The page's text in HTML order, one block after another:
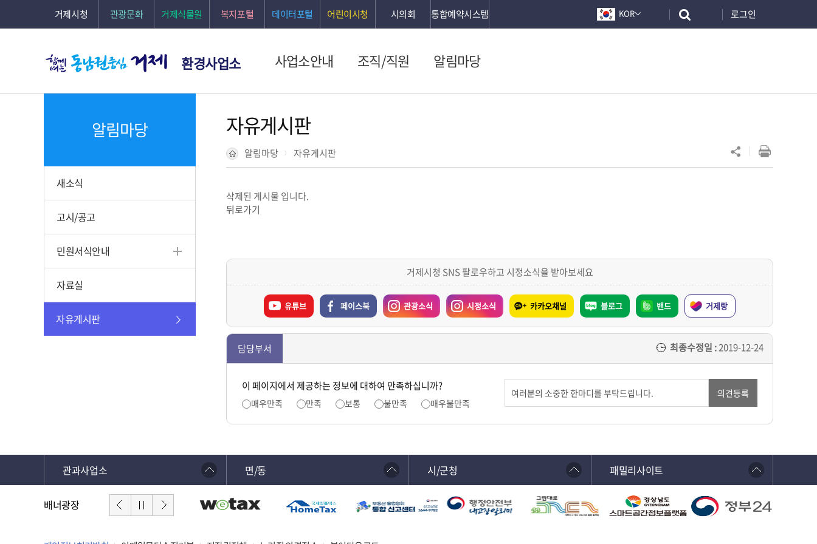
거제시청 관광문화 거제식물원 복지포털 데이터포털 어린이시청 시의회 통합예약시스템 KOR 로그인
환경사업소 사업소안내 조직/직원 알림마당
알림마당
새소식
고시/공고
민원서식안내
자료실
자유게시판
자유게시판
알림마당 자유게시판
삭제된 게시물 입니다.
뒤로가기
거제시청 SNS 팔로우하고 시정소식을 받아보세요
유튜브 페이스북 관광소식 시정소식 카카오채널 블로그 밴드 거제랑
담당부서 최종수정일 :2019-12-24
이 페이지에서 제공하는 정보에 대하여 만족하십니까?
매우만족 만족 보통 불만족 매우불만족
의견등록
관과사업소 면/동 시/군청 패밀리사이트
배너광장